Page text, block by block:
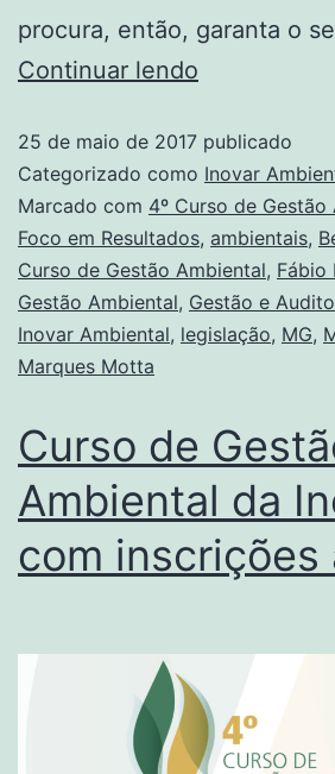
procura, então, garanta o
Continuar lendo
25 de maio de 2017 publicado
Categorizado como Inovar
Marcado com 4º Curso de
Foco em Resultados, ambientais,
Curso de Gestão Ambiental, Fábio
Gestão Ambiental, Gestão e
Inovar Ambiental, legislação, MG,
Marques Motta
Curso de
Ambiental da
com inscrições